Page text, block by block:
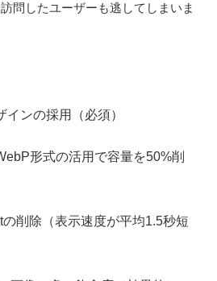
問したユーザーも逃してしまいま
インの採用（必須）
形式の活用で容量を50%削
削除（表示速度が平均1.5秒短